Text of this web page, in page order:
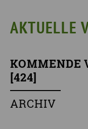
AKTUELLE
KOMMENDE
[424]
ARCHIV